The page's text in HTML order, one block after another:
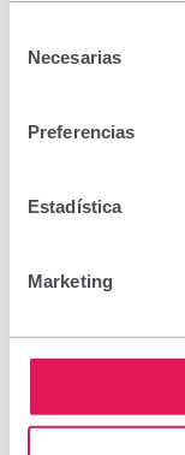
Necesarias
Preferencias
Estadística
Marketing
Vaselix